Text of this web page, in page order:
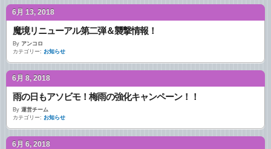
6月 13, 2018
魔境リニューアル第二弾＆襲撃情報！
By アンコロ
カテゴリー: お知らせ
6月 8, 2018
雨の日もアソビモ！梅雨の強化キャンペーン！！
By 運営チーム
カテゴリー: お知らせ
6月 6, 2018